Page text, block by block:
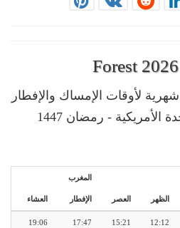
لأوقات الإمساك والإفطار
في Forest، الولايات المتحدة الأمريكية - رمضان 1447
الظهر العصر
المغرب
الإفطار العشاء
12:12
15:21
17:47
19:06